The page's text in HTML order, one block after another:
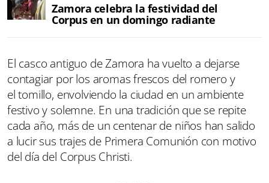
Zamora celebra la festividad del
Corpus en un domingo radiante
El casco antiguo de Zamora ha vuelto a dejarse
contagiar por los aromas frescos del romero y
el tomillo, envolviendo la ciudad en un ambiente
festivo y solemne. En una tradición que se repite
cada año, más de un centenar de niños han salido
a lucir sus trajes de Primera Comunión con motivo
del día del Corpus Christi.